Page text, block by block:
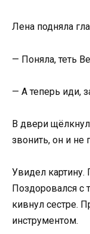
Лена подняла
— Поняла, теть
— А теперь иди,
В двери
звонить, он и не
Увидел картину.
Поздоровался с
кивнул сестре.
инструментом.